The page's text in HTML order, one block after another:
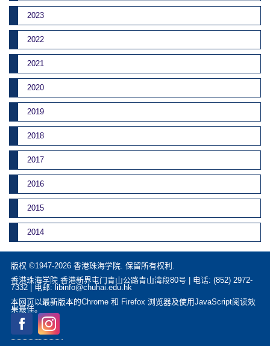
2023
2022
2021
2020
2019
2018
2017
2016
2015
2014
版权 ©1947-2026 香港珠海学院. 保留所有权利.
香港珠海学院 香港新界屯门青山公路青山湾段80号 | 电话: (852) 2972-
7332 | 电邮: libinfo@chuhai.edu.hk
本网页以最新版本的Chrome 和 Firefox 浏览器及使用JavaScript阅读效
果最佳。